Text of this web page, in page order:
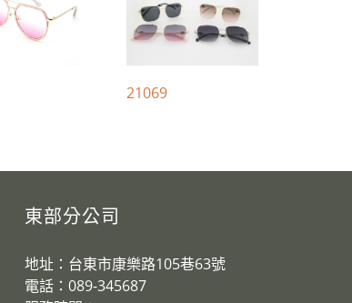
21069
東部分公司
地址：台東市康樂路105巷63號
電話：089-345687